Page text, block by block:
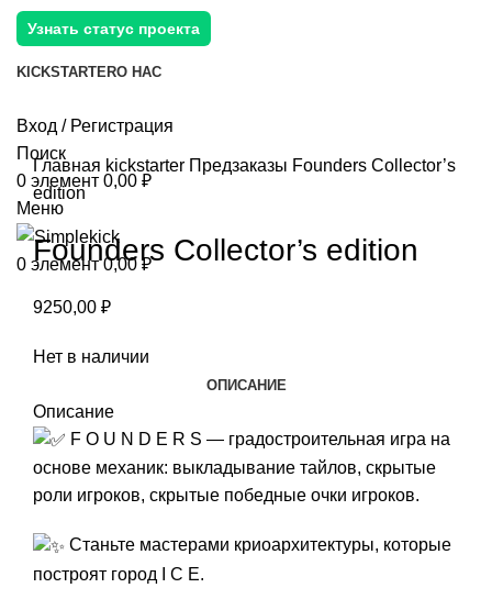
Узнать статус проекта
KICKSTARTERО НАС
Вход / Регистрация
Поиск
0 элемент 0,00 ₽
Меню
0 элемент 0,00 ₽
Главная kickstarter Предзаказы Founders Collector’s
edition
Founders Collector’s edition
9250,00 ₽
Нет в наличии
ОПИСАНИЕ
Описание
F O U N D E R S — градостроительная игра на
основе механик: выкладывание тайлов, скрытые
роли игроков, скрытые победные очки игроков.
Станьте мастерами криоархитектуры, которые
построят город I C E.